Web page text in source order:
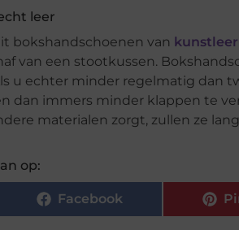
leer
bokshandschoenen van
van een stootkussen.
u echter minder regelmatig dan
dan immers minder klappen te
materialen zorgt, zullen ze
op:
Facebook